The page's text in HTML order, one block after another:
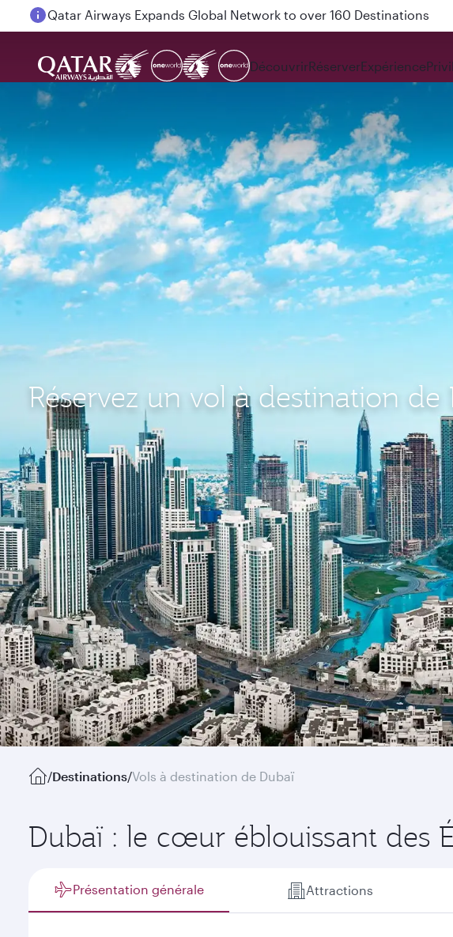
Passengers flying between Doha and Auckland on QR914 and QR915
DécouvrirRéserverExpérience
Réservez un vol à destination de
/Destinations/Vols à destination de Dubaï
Dubaï : le cœur éblouissant des
Présentation générale Attractions